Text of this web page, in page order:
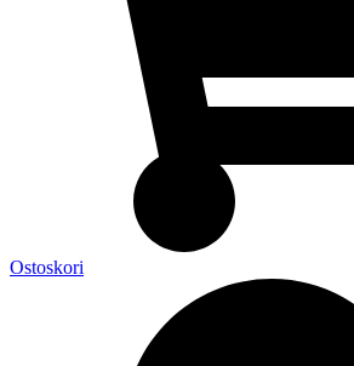
Ostoskori